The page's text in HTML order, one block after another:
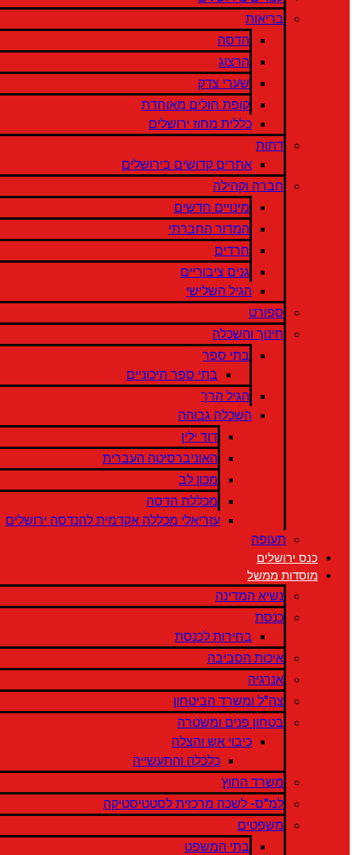
בריאות
הדסה
הרצוג
שערי צדק
קופת חולים מאוחדת
כללית מחוז ירושלים
דתות
אתרים קדושים בירושלים
חברה וקהילה
מינויים חדשים
המדור החברתי
חרדים
גנים ציבוריים
הגיל השלישי
ספורט
חינוך והשכלה
בתי ספר
בתי ספר תיכוניים
הגיל הרך
השכלה גבוהה
דוד ילין
האוניברסיטה העברית
מכון לב
מכללת הדסה
עזריאלי מכללה אקדמית להנדסה ירושלים
תעופה
כנס ירושלים
מוסדות ממשל
נשיא המדינה
כנסת
בחירות לכנסת
איכות הסביבה
אנרגיה
צה"ל ומשרד הביטחון
בטחון פנים ומשטרה
כיבוי אש והצלה
כלכלה והתעשייה
משרד החוץ
למ"ס- לשכה מרכזית לסטטיסטיקה
משפטים
בתי המשפט